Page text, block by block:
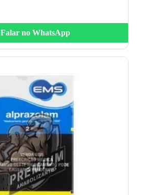
Falar no WhatsApp